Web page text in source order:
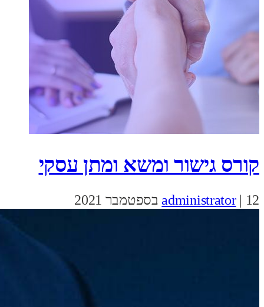
קורס גישור ומשא ומתן עסקי
administrator | 12 בספטמבר 2021